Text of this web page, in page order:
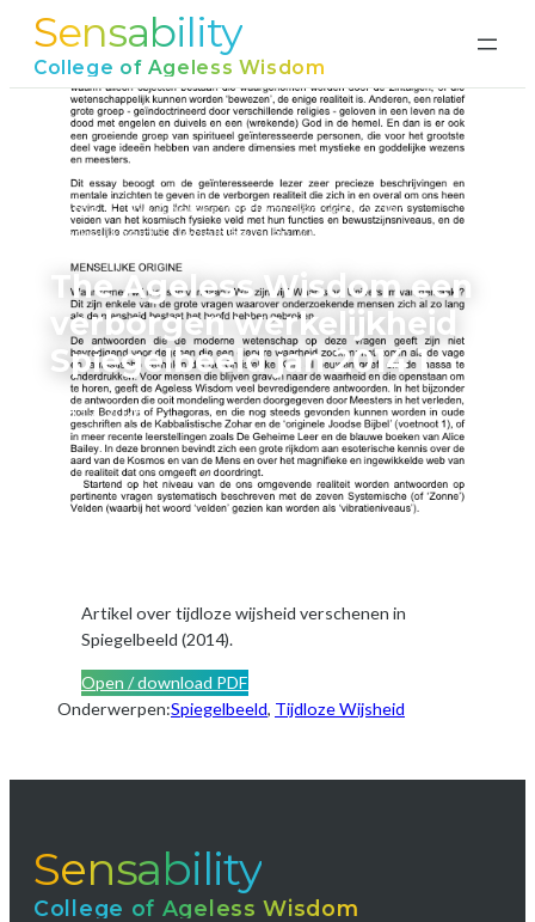
naarSensability
College of Ageless Wisdom
Home › The Ageless Wisdom een verborgen
werkelijkheid Spiegelbeeld jan 2014 1
The Ageless Wisdom een
verborgen werkelijkheid
Spiegelbeeld jan 2014 1
juni 17, 2026
Artikel over tijdloze wijsheid verschenen in
Spiegelbeeld (2014).
Open / download PDF
Onderwerpen:Spiegelbeeld, Tijdloze Wijsheid
Sensability
College of Ageless Wisdom